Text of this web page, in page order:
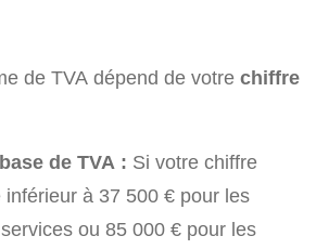
de TVA dépend de votre chiffre
de TVA : Si votre chiffre
inférieur à 37 500 € pour les
ou 85 000 € pour les